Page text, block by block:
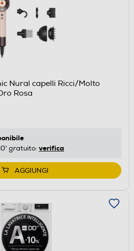
Nural capelli Ricci/Molto
Rosa
gratuito: verifica
AGGIUNGI